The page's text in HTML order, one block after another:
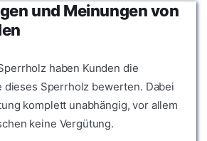
Vorlieben von
ideal ist.
und Meinungen von
haben Kunden die
dieses Sperrholz bewerten. Dabei
komplett unabhängig, vor allem
keine Vergütung.